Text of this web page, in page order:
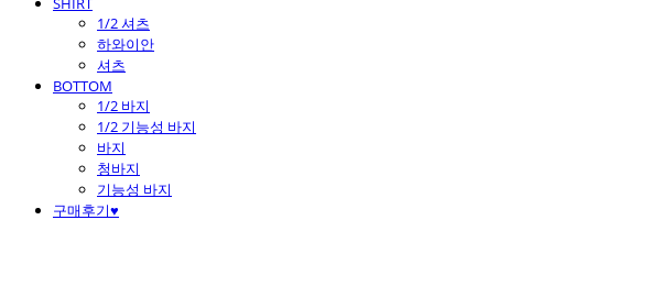
1/2 셔츠
하와이안
셔츠
BOTTOM
1/2 바지
1/2 기능성 바지
바지
청바지
기능성 바지
구매후기♥